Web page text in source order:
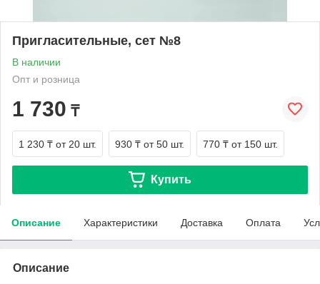
Пригласительные, сет №8
В наличии
Опт и розница
1 730 ₸
1 230 ₸ от 20 шт. 930 ₸ от 50 шт. 770 ₸ от 150 шт.
Купить
Описание Характеристики Доставка Оплата
Описание